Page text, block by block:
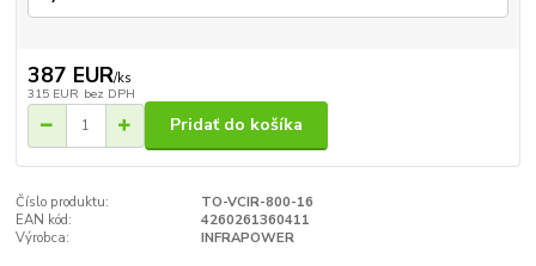
387 EUR/ks
315 EUR bez DPH
Pridať do košíka
Číslo produktu:
TO-VCIR-800-16
EAN kód:
4260261360411
Výrobca:
INFRAPOWER